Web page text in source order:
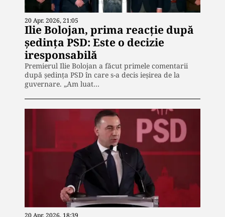
20 Apr. 2026, 21:05
Ilie Bolojan, prima reacție după
ședința PSD: Este o decizie
iresponsabilă
Premierul Ilie Bolojan a făcut primele comentarii
după ședința PSD în care s-a decis ieșirea de la
guvernare. „Am luat…